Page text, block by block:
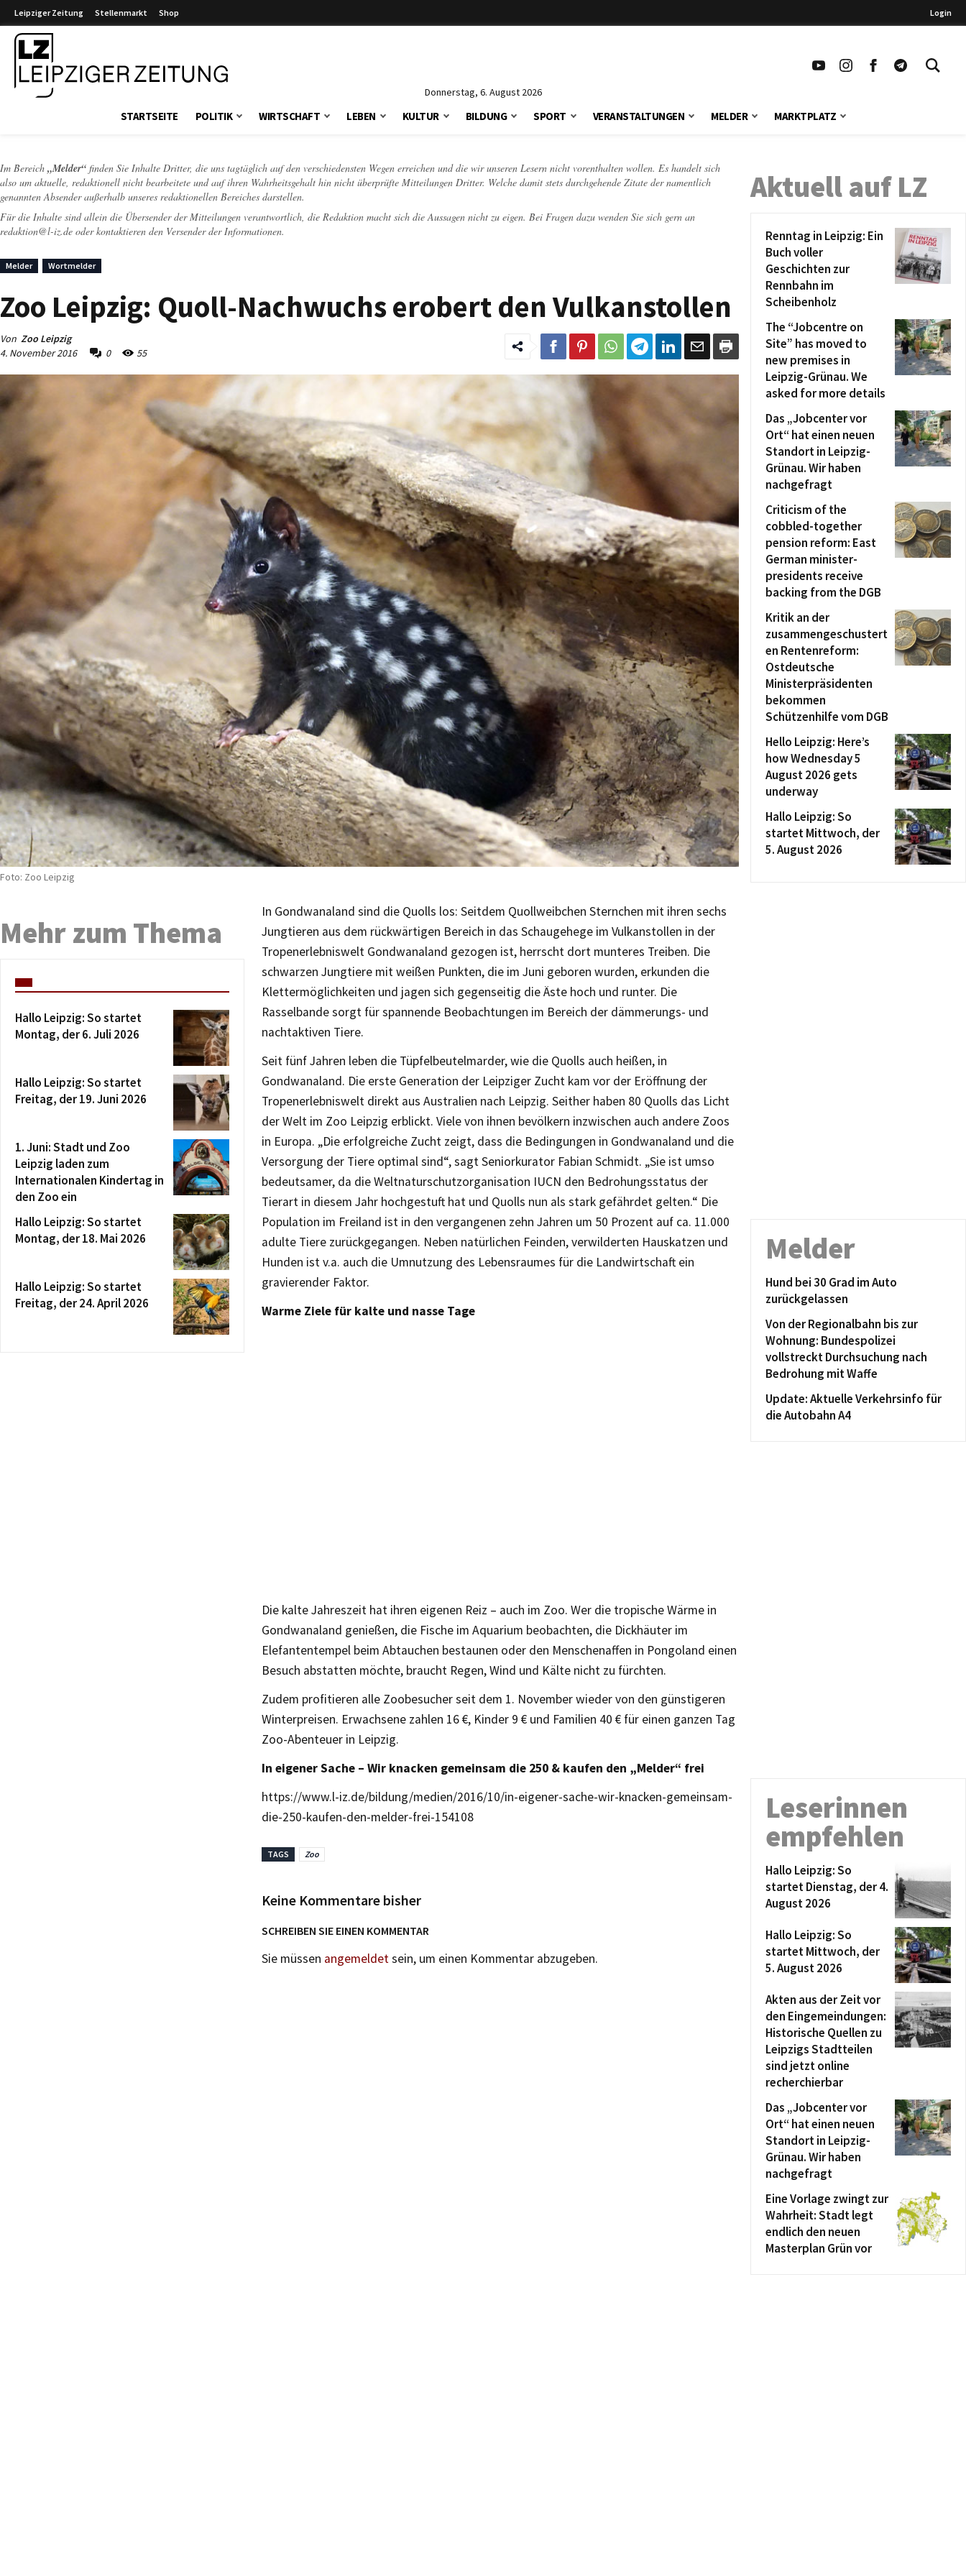
Leipziger Zeitung Stellenmarkt Shop Login
Donnerstag, 6. August 2026
STARTSEITE POLITIK WIRTSCHAFT LEBEN KULTUR BILDUNG SPORT VERANSTALTUNGEN MELDER MARKTPLATZ
Im Bereich „Melder“ finden Sie Inhalte Dritter, die uns tagtäglich auf den verschiedensten Wegen erreichen und die wir unseren Lesern nicht vorenthalten wollen. Es handelt sich
also um aktuelle, redaktionell nicht bearbeitete und auf ihren Wahrheitsgehalt hin nicht überprüfte Mitteilungen Dritter. Welche damit stets durchgehende Zitate der namentlich
genannten Absender außerhalb unseres redaktionellen Bereiches darstellen.
Für die Inhalte sind allein die Übersender der Mitteilungen verantwortlich, die Redaktion macht sich die Aussagen nicht zu eigen. Bei Fragen dazu wenden Sie sich gern an
redaktion@l-iz.de oder kontaktieren den Versender der Informationen.
Melder Wortmelder
Zoo Leipzig: Quoll-Nachwuchs erobert den Vulkanstollen
Von Zoo Leipzig
4. November 2016
0 55
Foto: Zoo Leipzig
In Gondwanaland sind die Quolls los: Seitdem Quollweibchen Sternchen mit ihren sechs
Jungtieren aus dem rückwärtigen Bereich in das Schaugehege im Vulkanstollen in der
Tropenerlebniswelt Gondwanaland gezogen ist, herrscht dort munteres Treiben. Die
schwarzen Jungtiere mit weißen Punkten, die im Juni geboren wurden, erkunden die
Klettermöglichkeiten und jagen sich gegenseitig die Äste hoch und runter. Die
Rasselbande sorgt für spannende Beobachtungen im Bereich der dämmerungs- und
nachtaktiven Tiere.
Seit fünf Jahren leben die Tüpfelbeutelmarder, wie die Quolls auch heißen, in
Gondwanaland. Die erste Generation der Leipziger Zucht kam vor der Eröffnung der
Tropenerlebniswelt direkt aus Australien nach Leipzig. Seither haben 80 Quolls das Licht
der Welt im Zoo Leipzig erblickt. Viele von ihnen bevölkern inzwischen auch andere Zoos
in Europa. „Die erfolgreiche Zucht zeigt, dass die Bedingungen in Gondwanaland und die
Versorgung der Tiere optimal sind“, sagt Seniorkurator Fabian Schmidt. „Sie ist umso
bedeutsamer, da die Weltnaturschutzorganisation IUCN den Bedrohungsstatus der
Tierart in diesem Jahr hochgestuft hat und Quolls nun als stark gefährdet gelten.“ Die
Population im Freiland ist in den vergangenen zehn Jahren um 50 Prozent auf ca. 11.000
adulte Tiere zurückgegangen. Neben natürlichen Feinden, verwilderten Hauskatzen und
Hunden ist v.a. auch die Umnutzung des Lebensraumes für die Landwirtschaft ein
gravierender Faktor.
Warme Ziele für kalte und nasse Tage
Die kalte Jahreszeit hat ihren eigenen Reiz – auch im Zoo. Wer die tropische Wärme in
Gondwanaland genießen, die Fische im Aquarium beobachten, die Dickhäuter im
Elefantentempel beim Abtauchen bestaunen oder den Menschenaffen in Pongoland einen
Besuch abstatten möchte, braucht Regen, Wind und Kälte nicht zu fürchten.
Zudem profitieren alle Zoobesucher seit dem 1. November wieder von den günstigeren
Winterpreisen. Erwachsene zahlen 16 €, Kinder 9 € und Familien 40 € für einen ganzen Tag
Zoo-Abenteuer in Leipzig.
In eigener Sache – Wir knacken gemeinsam die 250 & kaufen den „Melder“ frei
https://www.l-iz.de/bildung/medien/2016/10/in-eigener-sache-wir-knacken-gemeinsam-
die-250-kaufen-den-melder-frei-154108
TAGS Zoo
Keine Kommentare bisher
SCHREIBEN SIE EINEN KOMMENTAR
Sie müssen angemeldetsein, um einen Kommentar abzugeben.
Mehr zum Thema
Hallo Leipzig: So startet
Montag, der 6. Juli 2026
Hallo Leipzig: So startet
Freitag, der 19. Juni 2026
1. Juni: Stadt und Zoo
Leipzig laden zum
Internationalen Kindertag in
den Zoo ein
Hallo Leipzig: So startet
Montag, der 18. Mai 2026
Hallo Leipzig: So startet
Freitag, der 24. April 2026
Aktuell auf LZ
Renntag in Leipzig: Ein
Buch voller
Geschichten zur
Rennbahn im
Scheibenholz
The “Jobcentre on
Site” has moved to
new premises in
Leipzig-Grünau. We
asked for more details
Das „Jobcenter vor
Ort“ hat einen neuen
Standort in Leipzig-
Grünau. Wir haben
nachgefragt
Criticism of the
cobbled-together
pension reform: East
German minister-
presidents receive
backing from the DGB
Kritik an der
zusammengeschustert
en Rentenreform:
Ostdeutsche
Ministerpräsidenten
bekommen
Schützenhilfe vom DGB
Hello Leipzig: Here’s
how Wednesday 5
August 2026 gets
underway
Hallo Leipzig: So
startet Mittwoch, der
5. August 2026
Melder
Hund bei 30 Grad im Auto
zurückgelassen
Von der Regionalbahn bis zur
Wohnung: Bundespolizei
vollstreckt Durchsuchung nach
Bedrohung mit Waffe
Update: Aktuelle Verkehrsinfo für
die Autobahn A4
Leserinnen
empfehlen
Hallo Leipzig: So
startet Dienstag, der 4.
August 2026
Hallo Leipzig: So
startet Mittwoch, der
5. August 2026
Akten aus der Zeit vor
den Eingemeindungen:
Historische Quellen zu
Leipzigs Stadtteilen
sind jetzt online
recherchierbar
Das „Jobcenter vor
Ort“ hat einen neuen
Standort in Leipzig-
Grünau. Wir haben
nachgefragt
Eine Vorlage zwingt zur
Wahrheit: Stadt legt
endlich den neuen
Masterplan Grün vor